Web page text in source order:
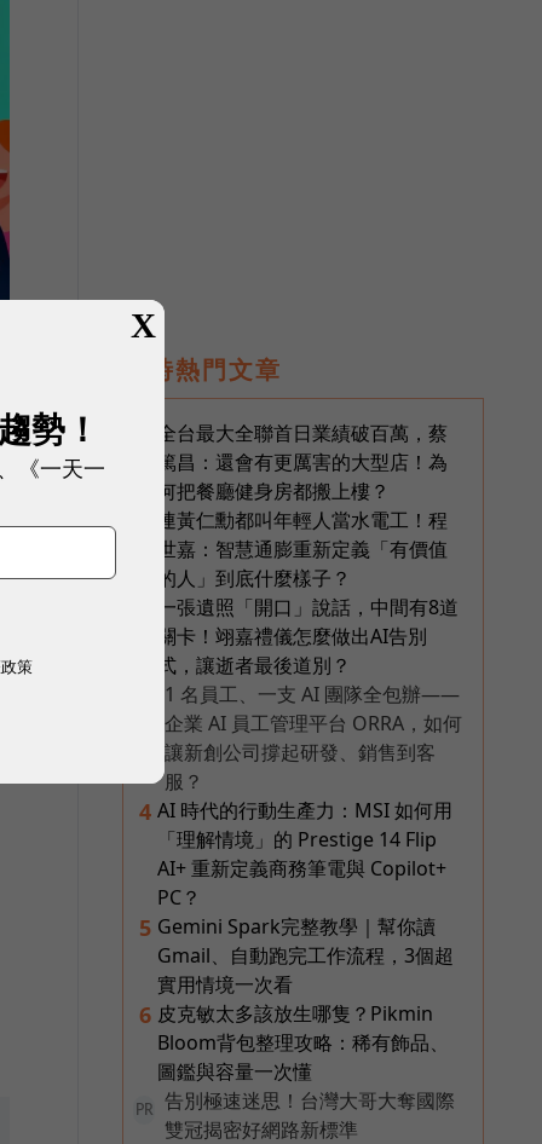
即時熱門文章
全台最大全聯首日業績破百萬，蔡
篤昌：還會有更厲害的大型店！為
何把餐廳健身房都搬上樓？
連黃仁勳都叫年輕人當水電工！程
世嘉：智慧通膨重新定義「有價值
的人」到底什麼樣子？
一張遺照「開口」說話，中間有8道
關卡！翊嘉禮儀怎麼做出AI告別
式，讓逝者最後道別？
1 名員工、一支 AI 團隊全包辦——
企業 AI 員工管理平台 ORRA，如何
讓新創公司撐起研發、銷售到客
服？
4 AI 時代的行動生產力：MSI 如何用
「理解情境」的 Prestige 14 Flip
AI+ 重新定義商務筆電與 Copilot+
PC？
5 Gemini Spark完整教學｜幫你讀
Gmail、自動跑完工作流程，3個超
實用情境一次看
6 皮克敏太多該放生哪隻？Pikmin
Bloom背包整理攻略：稀有飾品、
圖鑑與容量一次懂
PR
告別極速迷思！台灣大哥大奪國際
雙冠揭密好網路新標準
X
勢！
《一天一
策